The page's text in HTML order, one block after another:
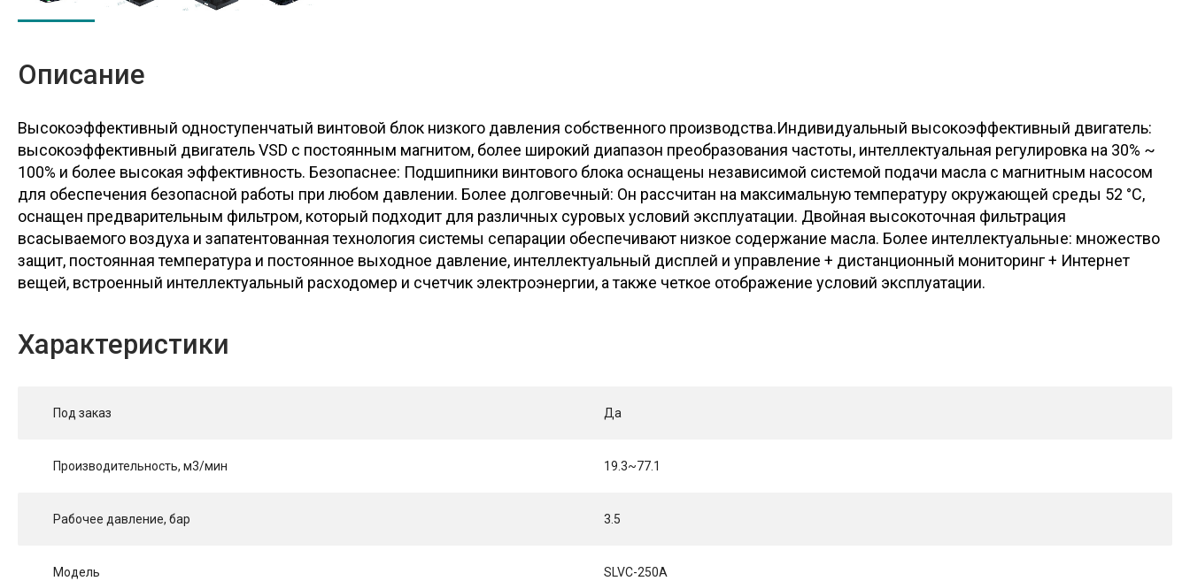
Описание
Высокоэффективный одноступенчатый винтовой блок низкого давления собственного производства.Индивидуальный высокоэффективный двигатель:
высокоэффективный двигатель VSD с постоянным магнитом, более широкий диапазон преобразования частоты, интеллектуальная регулировка на 30% ~
100% и более высокая эффективность. Безопаснее: Подшипники винтового блока оснащены независимой системой подачи масла с магнитным насосом
для обеспечения безопасной работы при любом давлении. Более долговечный: Он рассчитан на максимальную температуру окружающей среды 52 °C,
оснащен предварительным фильтром, который подходит для различных суровых условий эксплуатации. Двойная высокоточная фильтрация
всасываемого воздуха и запатентованная технология системы сепарации обеспечивают низкое содержание масла. Более интеллектуальные: множество
защит, постоянная температура и постоянное выходное давление, интеллектуальный дисплей и управление + дистанционный мониторинг + Интернет
вещей, встроенный интеллектуальный расходомер и счетчик электроэнергии, а также четкое отображение условий эксплуатации.
Характеристики
Под заказ Да
Производительность, м3/мин 19.3~77.1
Рабочее давление, бар 3.5
Модель SLVC-250A